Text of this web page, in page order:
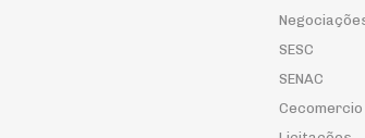
SESC
SENAC
Cecomercio